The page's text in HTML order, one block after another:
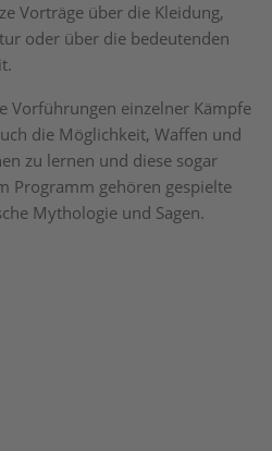
Vorträge über die Kleidung,
oder über die bedeutenden
Vorführungen einzelner Kämpfe
die Möglichkeit, Waffen und
zu lernen und diese sogar
Programm gehören gespielte
Mythologie und Sagen.